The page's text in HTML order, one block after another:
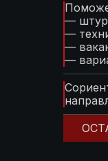
—
—
—
—